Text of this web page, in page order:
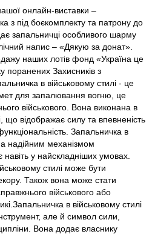
онлайн-виставки –
з під боєкомплекту та патрону до
запальничці особливого шарму
напис – «Дякую за донат».
наших лотів фонд «Україна це
поранених Захисників з
в військовому стилі - це
для запалювання вогню, це
військового. Вона виконана в
що відображає силу та впевненість
Запальничка в
надійним механізмом
у найскладніших умовах.
стилі може бути
Також вона може стати
військового або
в військовому стилі
але й символ сили,
Вона додає власнику